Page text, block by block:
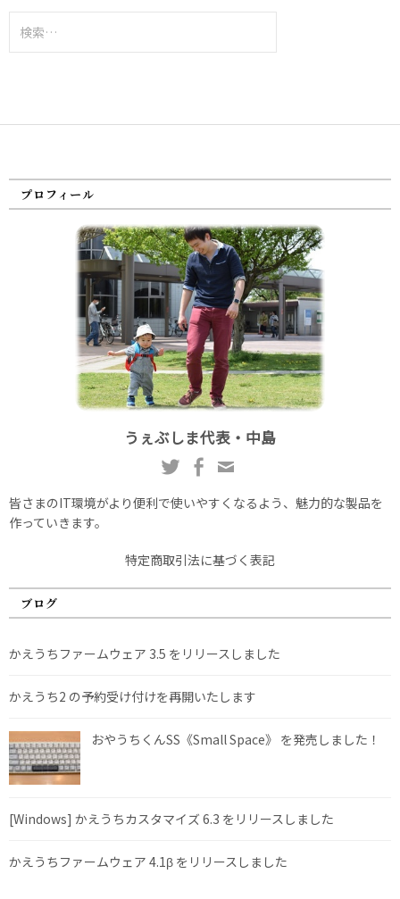
索:
プロフィール
うぇぶしま代表・中島
皆さまのIT環境がより便利で使いやすくなるよう、魅力的な製品を
作っていきます。
特定商取引法に基づく表記
ブログ
かえうちファームウェア 3.5 をリリースしました
かえうち2 の予約受け付けを再開いたします
おやうちくんSS《Small Space》 を発売しました！
[Windows] かえうちカスタマイズ 6.3 をリリースしました
かえうちファームウェア 4.1β をリリースしました